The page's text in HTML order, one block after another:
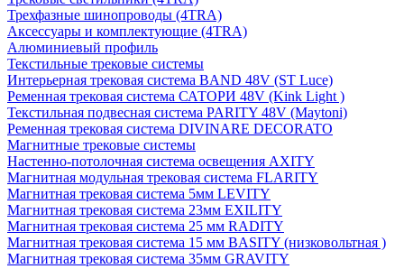
Трехфазные шинопроводы (4TRA)
Аксессуары и комплектующие (4TRA)
Алюминиевый профиль
Текстильные трековые системы
Интерьерная трековая система BAND 48V (ST Luce)
Ременная трековая система САТОРИ 48V (Kink Light )
Текстильная подвесная система PARITY 48V (Maytoni)
Ременная трековая система DIVINARE DECORATO
Магнитные трековые системы
Настенно-потолочная система освещения AXITY
Магнитная модульная трековая система FLARITY
Магнитная трековая система 5мм LEVITY
Магнитная трековая система 23мм EXILITY
Магнитная трековая система 25 мм RADITY
Магнитная трековая система 15 мм BASITY (низковольтная )
Магнитная трековая система 35мм GRAVITY